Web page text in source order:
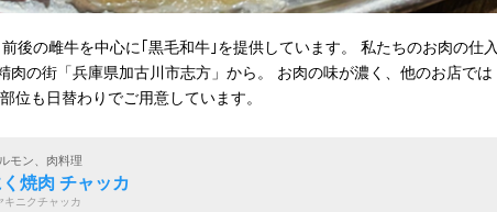
後の雌牛を中心に｢黒毛和牛｣を提供しています。 私たちのお肉の仕入
肉の街「兵庫県加古川市志方」から。 お肉の味が濃く、他のお店では
位も日替わりでご用意しています。
モン、肉料理
焼肉 チャッカ
キニクチャッカ